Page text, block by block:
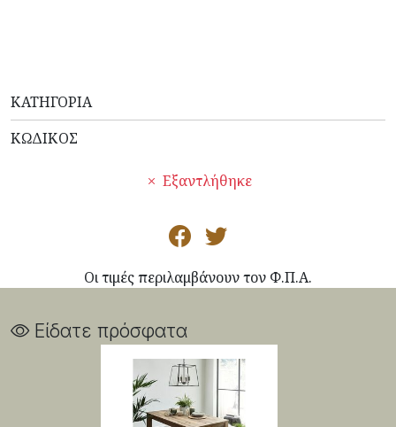
ΚΑΤΗΓΟΡΊΑ
ΚΩΔΙΚΌΣ
Εξαντλήθηκε
Οι τιμές περιλαμβάνουν τον Φ.Π.Α.
Είδατε πρόσφατα